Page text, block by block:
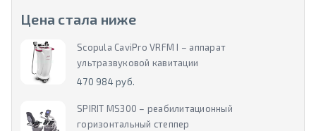
Цена стала ниже
Scopula CaviPro VRFM I – аппарат
ультразвуковой кавитации
470 984 руб.
SPIRIT MS300 – реабилитационный
горизонтальный степпер